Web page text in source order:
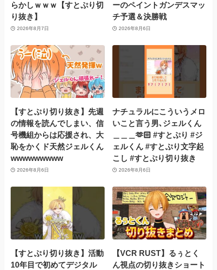
らかしｗｗｗ【すとぷり切
り抜き】
2026年8月7日
ーのペイントガンデスマッ
チ予選＆決勝戦
2026年8月6日
【すとぷり切り抜き】先週
の情報を読んでしまい、信
号機組からは応援され、大
恥をかくド天然ジェルくん
wwwwwwwww
2026年8月6日
ナチュラルにこういうメロ
いこと言う男､ジェルくん
＿＿＿🫶🏻 #すとぷり #ジ
ェルくん #すとぷり文字起
こし #すとぷり切り抜き
2026年8月6日
【すとぷり切り抜き】活動
10年目で初めてデジタル
【VCR RUST】るぅとく
ん視点の切り抜きショート